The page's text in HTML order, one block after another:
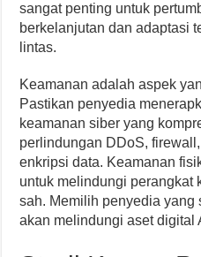
sangat penting untuk
berkelanjutan dan adaptasi
lintas.
Keamanan adalah aspek
Pastikan penyedia
keamanan siber yang
perlindungan DDoS,
enkripsi data. Keamanan
untuk melindungi perangkat
sah. Memilih penyedia yang
akan melindungi aset digital